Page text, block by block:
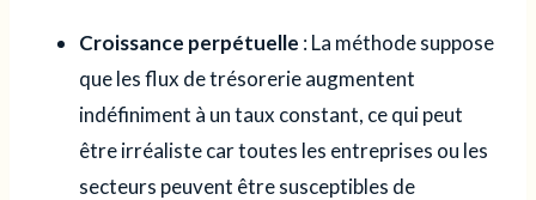
Croissance perpétuelle : La méthode suppose
que les flux de trésorerie augmentent
indéfiniment à un taux constant, ce qui peut
être irréaliste car toutes les entreprises ou les
secteurs peuvent être susceptibles de